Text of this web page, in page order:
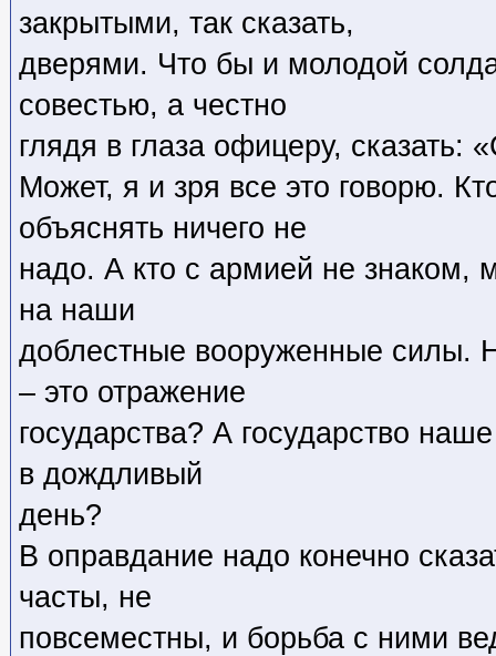
закрытыми, так сказать,
дверями. Что бы и молодой
совестью, а честно
глядя в глаза офицеру, сказать:
Может, я и зря все это говорю.
объяснять ничего не
надо. А кто с армией не знаком,
на наши
доблестные вооруженные силы.
– это отражение
государства? А государство
в дождливый
день?
В оправдание надо конечно
часты, не
повсеместны, и борьба с ними